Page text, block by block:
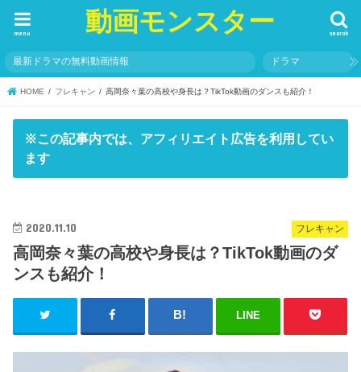
動画モンスター search
menu
最新ドラマの無料動画情報 ドラマ
HOME フレキャン 高岡奈々葉の高校や身長は？TikTok動画のダンスも紹介！
※この記事内では、アフィリエイト広告を利用してい
ます
フレキャン
2020.11.10
高岡奈々葉の高校や身長は？TikTok動画のダ
ンスも紹介！
LINE